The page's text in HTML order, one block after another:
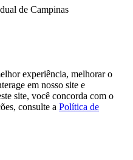
de Campinas
experiência, melhorar o
em nosso site e
site, você concorda com o
consulte a Política de